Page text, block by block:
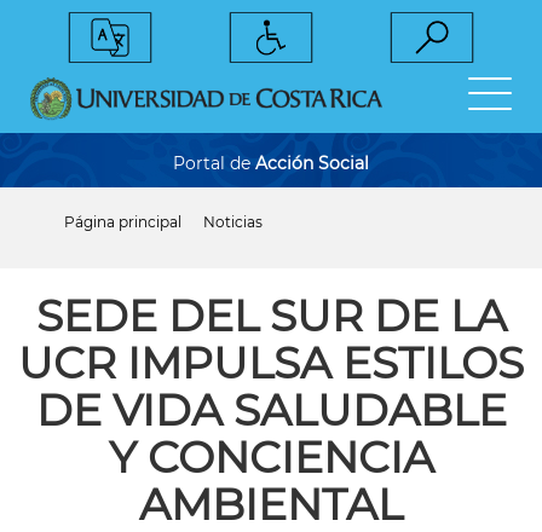
Portal de Acción Social
ayuda
a
la
navegación
Página principal Noticias
SEDE DEL SUR DE LA
UCR IMPULSA ESTILOS
DE VIDA SALUDABLE
Y CONCIENCIA
AMBIENTAL